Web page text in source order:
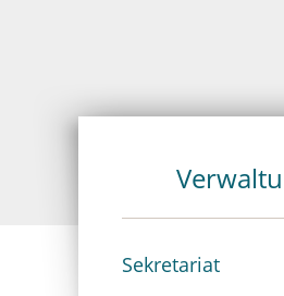
Sekretariat